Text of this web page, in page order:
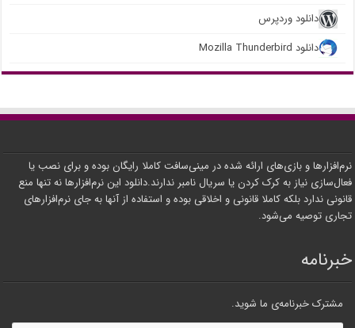
دانلود وردپرس
دانلود Mozilla Thunderbird
نرم‌افزارها و بازی‌های ارائه شده در مینی‌سافت کاملا رایگان بوده و برای نصب یا
فعال‌سازی نیاز به کرک کردن یا سریال نامبر ندارند.دانلود این نرم‌افزارها نه تنها منع
قانونی ندارد بلکه کاملا قانونی و اخلاقی بوده و استفاده از آنها به جای نرم‌افزارهای
تجاری توصیه می‌شود.
خبرنامه
مشترک خبرنامه‌ی ما شوید.